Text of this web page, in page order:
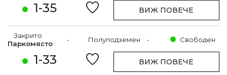
1-35 ВИЖ ПОВЕЧЕ
1-33
Закрито
Паркомясто
- Полуподземен - Свободен
ВИЖ ПОВЕЧЕ